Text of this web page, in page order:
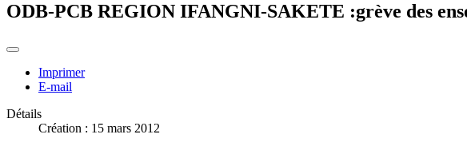
ODB-PCB REGION IFANGNI-SAKETE :grève des
Imprimer
E-mail
Détails
Création : 15 mars 2012